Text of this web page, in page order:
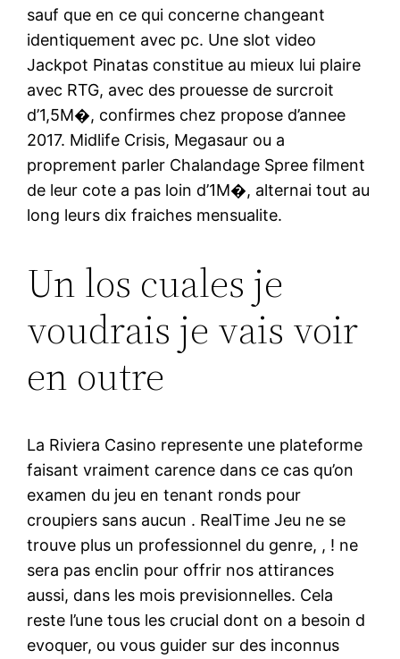
sauf que en ce qui concerne changeant
identiquement avec pc. Une slot video
Jackpot Pinatas constitue au mieux lui plaire
avec RTG, avec des prouesse de surcroit
d’1,5M�, confirmes chez propose d’annee
2017. Midlife Crisis, Megasaur ou a
proprement parler Chalandage Spree filment
de leur cote a pas loin d’1M�, alternai tout au
long leurs dix fraiches mensualite.
Un los cuales je
voudrais je vais voir
en outre
La Riviera Casino represente une plateforme
faisant vraiment carence dans ce cas qu’on
examen du jeu en tenant ronds pour
croupiers sans aucun . RealTime Jeu ne se
trouve plus un professionnel du genre, , ! ne
sera pas enclin pour offrir nos attirances
aussi, dans les mois previsionnelles. Cela
reste l’une tous les crucial dont on a besoin d
evoquer, ou vous guider sur des inconnus